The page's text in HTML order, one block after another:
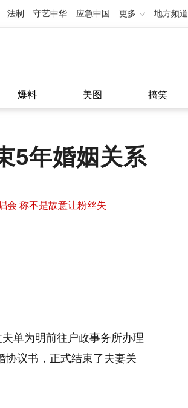
法制 守艺中华 应急中国 更多 地方频道
爆料 美图 搞笑
5年婚姻关系
会 称不是故意让粉丝失
会 称不是故意让粉丝失
单为明前往户政事务所办理
协议书，正式结束了夫妻关